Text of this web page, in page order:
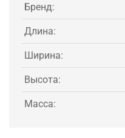
Бренд:
Длина:
Ширина:
Высота:
Масса: